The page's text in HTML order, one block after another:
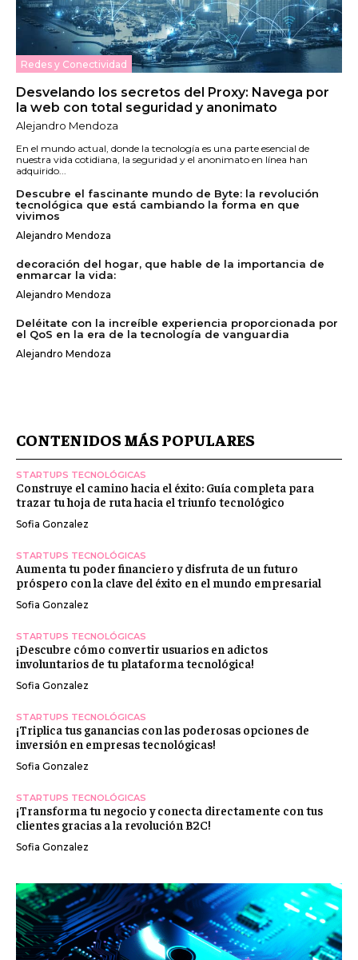
Redes y Conectividad
Desvelando los secretos del Proxy: Navega por
la web con total seguridad y anonimato
Alejandro Mendoza
En el mundo actual, donde la tecnología es una parte esencial de
nuestra vida cotidiana, la seguridad y el anonimato en línea han
adquirido...
Descubre el fascinante mundo de Byte: la revolución
tecnológica que está cambiando la forma en que
vivimos
Alejandro Mendoza
decoración del hogar, que hable de la importancia de
enmarcar la vida:
Alejandro Mendoza
Deléitate con la increíble experiencia proporcionada por
el QoS en la era de la tecnología de vanguardia
Alejandro Mendoza
CONTENIDOS MÁS POPULARES
STARTUPS TECNOLÓGICAS
Construye el camino hacia el éxito: Guía completa para
trazar tu hoja de ruta hacia el triunfo tecnológico
Sofia Gonzalez
STARTUPS TECNOLÓGICAS
Aumenta tu poder financiero y disfruta de un futuro
próspero con la clave del éxito en el mundo empresarial
Sofia Gonzalez
STARTUPS TECNOLÓGICAS
¡Descubre cómo convertir usuarios en adictos
involuntarios de tu plataforma tecnológica!
Sofia Gonzalez
STARTUPS TECNOLÓGICAS
¡Triplica tus ganancias con las poderosas opciones de
inversión en empresas tecnológicas!
Sofia Gonzalez
STARTUPS TECNOLÓGICAS
¡Transforma tu negocio y conecta directamente con tus
clientes gracias a la revolución B2C!
Sofia Gonzalez